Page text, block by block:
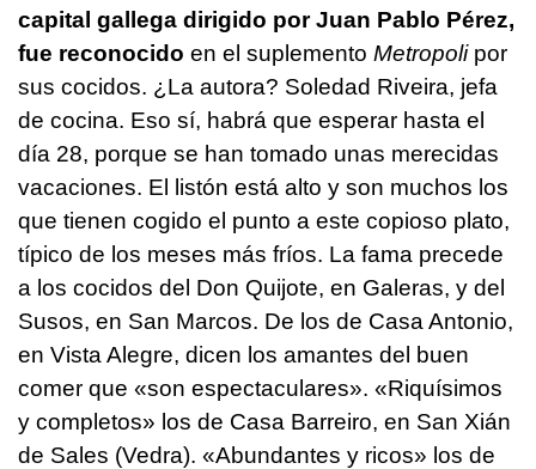
capital gallega dirigido por Juan Pablo Pérez,
fue reconocido en el suplemento Metropolipor
sus cocidos. ¿La autora? Soledad Riveira, jefa
de cocina. Eso sí, habrá que esperar hasta el
día 28, porque se han tomado unas merecidas
vacaciones. El listón está alto y son muchos los
que tienen cogido el punto a este copioso plato,
típico de los meses más fríos. La fama precede
a los cocidos del Don Quijote, en Galeras, y del
Susos, en San Marcos. De los de Casa Antonio,
en Vista Alegre, dicen los amantes del buen
comer que «son espectaculares». «Riquísimos
y completos» los de Casa Barreiro, en San Xián
de Sales (Vedra). «Abundantes y ricos» los de